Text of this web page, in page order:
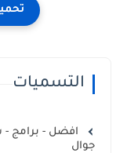
التسميات
افضل - برامج -
جوال